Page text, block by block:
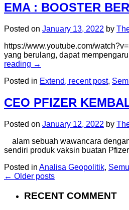
EMA : BOOSTER
Posted on January 13, 2022 by
https://www.youtube.com/
yang berulang, dapat
reading →
Posted in Extend, recent post,
CEO PFIZER
Posted on January 12, 2022 by
alam sebuah wawancara
sendiri produk vaksin buatan
Posted in Analisa Geopolitik,
← Older posts
RECENT COMMENT